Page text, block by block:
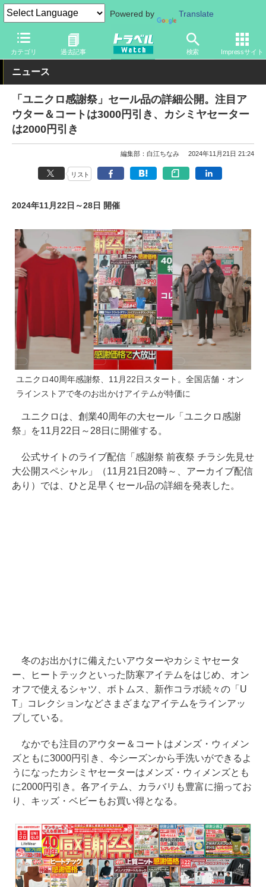
Powered by Translate
カテゴリ 過去記事 検索 Impressサイト
トラベル Watch 旅のアイテム 旅行グッズ 衣類
ニュース
「ユニクロ感謝祭」セール品の詳細公開。注目ア
ウター＆コートは3000円引き、カシミヤセーター
は2000円引き
編集部：白江ちなみ 2024年11月21日 21:24
リスト
2024年11月22日～28日 開催
ユニクロ40周年感謝祭、11月22日スタート。全国店舗・オン
ラインストアで冬のお出かけアイテムが特価に
ユニクロは、創業40周年の大セール「ユニクロ感謝
祭」を11月22日～28日に開催する。
公式サイトのライブ配信「感謝祭 前夜祭 チラシ先見せ
大公開スペシャル」（11月21日20時～、アーカイブ配信
あり）では、ひと足早くセール品の詳細を発表した。
冬のお出かけに備えたいアウターやカシミヤセータ
ー、ヒートテックといった防寒アイテムをはじめ、オン
オフで使えるシャツ、ボトムス、新作コラボ続々の「U
T」コレクションなどさまざまなアイテムをラインアッ
プしている。
なかでも注目のアウター＆コートはメンズ・ウィメン
ズともに3000円引き、今シーズンから手洗いができるよ
うになったカシミヤセーターはメンズ・ウィメンズとも
に2000円引き。各アイテム、カラバリも豊富に揃ってお
り、キッズ・ベビーもお買い得となる。